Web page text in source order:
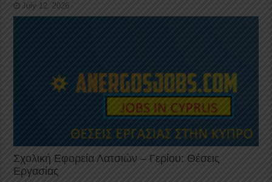
July 12, 2026
Σχολική Εφορεία Λατσιών – Γερίου: Θέσεις
Εργασίας